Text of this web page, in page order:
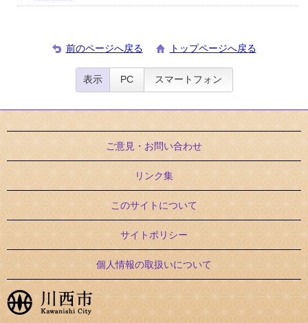
前のページへ戻る トップページへ戻る
表示 PC スマートフォン
ご意見・お問い合わせ
リンク集
このサイトについて
サイトポリシー
個人情報の取扱いについて